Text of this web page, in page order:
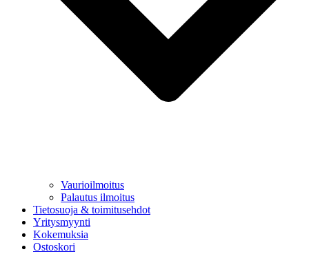
Vaurioilmoitus
Palautus ilmoitus
Tietosuoja & toimitusehdot
Yritysmyynti
Kokemuksia
Ostoskori